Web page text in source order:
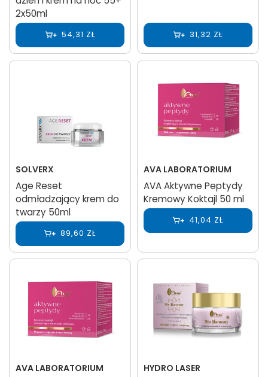
2x50ml
54,31 ZŁ 31,32 ZŁ
SOLVERX
Age Reset
odmładzający krem do
twarzy 50ml
89,60 ZŁ
AVA LABORATORIUM
AVA Aktywne Peptydy
Kremowy Koktajl 50 ml
41,04 ZŁ
AVA LABORATORIUM HYDRO LASER